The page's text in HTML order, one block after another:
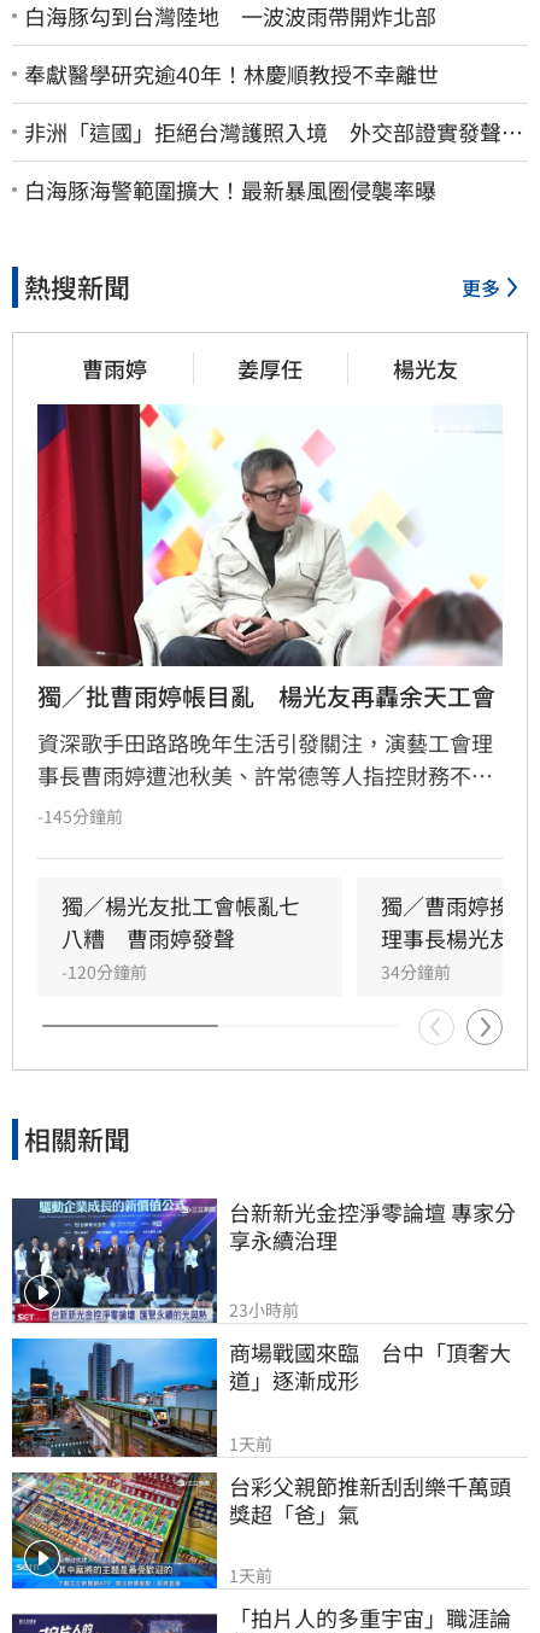
白海豚勾到台灣陸地 一波波雨帶開炸北部
奉獻醫學研究逾40年！林慶順教授不幸離世
非洲「這國」拒絕台灣護照入境 外交部證實發聲
了：持續交涉聯繫
白海豚海警範圍擴大！最新暴風圈侵襲率曝
熱搜新聞 更多
曹雨婷 姜厚任 楊光友
獨／批曹雨婷帳目亂　楊光友再轟余天工會
資深歌手田路路晚年生活引發關注，演藝工會理
事長曹雨婷遭池秋美、許常德等人指控財務不透
明及未照顧資深藝人，引發演藝圈軒然大波。針
會無關，更直言演藝圈工會林立現象混亂，強調
自己成立的台灣演藝人員協會運作順利，不願捲
入紛爭。這場關於藝人工會權益與財務管理的爭
議，隨著各界大咖發聲，讓演藝圈內部矛盾浮上
檯面，也凸顯了資深藝人照護制度的結構性問
題，引發社會廣泛關注與討論。
-145分鐘前
獨／楊光友批工會帳亂七
八糟　曹雨婷發聲
-120分鐘前
獨／曹雨婷挨
理事長楊光友開
34分鐘前
相關新聞
台新新光金控淨零論壇 專家分
享永續治理
23小時前
商場戰國來臨　台中「頂奢大
道」逐漸成形
1天前
台彩父親節推新刮刮樂千萬頭
獎超「爸」氣
1天前
「拍片人的多重宇宙」職涯論